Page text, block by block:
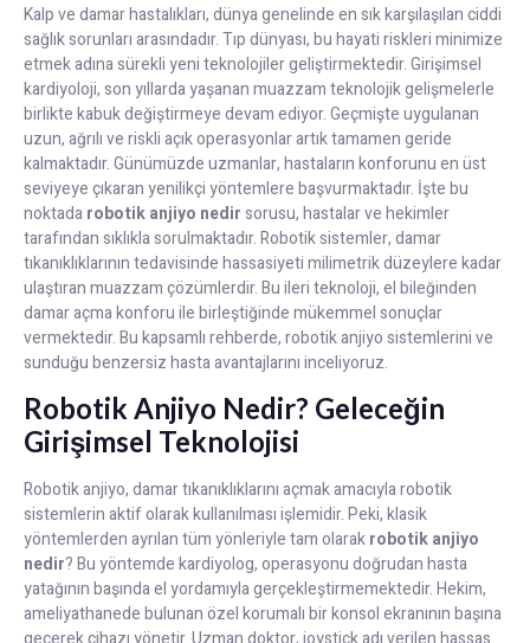
Kalp ve damar hastalıkları, dünya genelinde en sık karşılaşılan ciddi
sağlık sorunları arasındadır. Tıp dünyası, bu hayati riskleri minimize
etmek adına sürekli yeni teknolojiler geliştirmektedir. Girişimsel
kardiyoloji, son yıllarda yaşanan muazzam teknolojik gelişmelerle
birlikte kabuk değiştirmeye devam ediyor. Geçmişte uygulanan
uzun, ağrılı ve riskli açık operasyonlar artık tamamen geride
kalmaktadır. Günümüzde uzmanlar, hastaların konforunu en üst
seviyeye çıkaran yenilikçi yöntemlere başvurmaktadır. İşte bu
noktadarobotik anjiyo nedirsorusu, hastalar ve hekimler
tarafından sıklıkla sorulmaktadır. Robotik sistemler, damar
tıkanıklıklarının tedavisinde hassasiyeti milimetrik düzeylere kadar
ulaştıran muazzam çözümlerdir. Bu ileri teknoloji, el bileğinden
damar açma konforu ile birleştiğinde mükemmel sonuçlar
vermektedir. Bu kapsamlı rehberde, robotik anjiyo sistemlerini ve
sunduğu benzersiz hasta avantajlarını inceliyoruz.
Robotik Anjiyo Nedir? Geleceğin
Girişimsel Teknolojisi
Robotik anjiyo, damar tıkanıklıklarını açmak amacıyla robotik
sistemlerin aktif olarak kullanılması işlemidir. Peki, klasik
yöntemlerden ayrılan tüm yönleriyle tam olarakrobotik anjiyo
nedir? Bu yöntemde kardiyolog, operasyonu doğrudan hasta
yatağının başında el yordamıyla gerçekleştirmemektedir. Hekim,
ameliyathanede bulunan özel korumalı bir konsol ekranının başına